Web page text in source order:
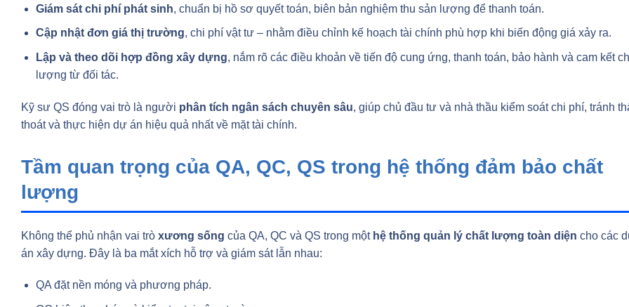
Giám sát chi phí phát sinh, chuẩn bị hồ sơ quyết toán, biên bản nghiệm thu sản lượng để thanh toán.
Cập nhật đơn giá thị trường, chi phí vật tư – nhằm điều chỉnh kế hoạch tài chính phù hợp khi biến động giá xảy ra.
Lập và theo dõi hợp đồng xây dựng, nắm rõ các điều khoản về tiến độ cung ứng, thanh toán, bảo hành và cam kết
lượng từ đối tác.
Kỹ sư QS đóng vai trò là người phân tích ngân sách chuyên sâu, giúp chủ đầu tư và nhà thầu kiểm soát chi phí, tránh
thoát và thực hiện dự án hiệu quả nhất về mặt tài chính.
Tầm quan trọng của QA, QC, QS trong hệ thống đảm bảo chất
lượng
Không thể phủ nhận vai trò xương sống của QA, QC và QS trong một hệ thống quản lý chất lượng toàn diện cho các
án xây dựng. Đây là ba mắt xích hỗ trợ và giám sát lẫn nhau:
QA đặt nền móng và phương pháp.